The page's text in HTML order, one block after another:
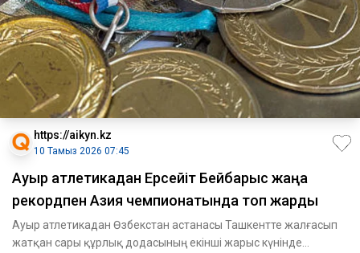
https://aikyn.kz
10 Тамыз 2026 07:45
Ауыр атлетикадан Ерсейіт Бейбарыс жаңа
рекордпен Азия чемпионатында топ жарды
Ауыр атлетикадан Өзбекстан астанасы Ташкентте жалғасып
жатқан сары құрлық додасының екінші жарыс күнінде